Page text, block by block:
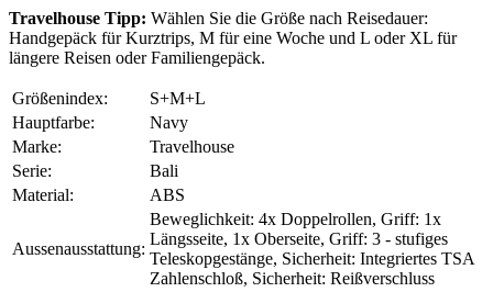
Travelhouse Tipp: Wählen Sie die Größe nach Reisedauer:
Handgepäck für Kurztrips, M für eine Woche und L oder XL für
längere Reisen oder Familiengepäck.
Größenindex:
S+M+L
Hauptfarbe:
Navy
Marke:
Travelhouse
Serie:
Bali
Material:
ABS
Aussenausstattung:
Beweglichkeit: 4x Doppelrollen, Griff: 1x
Längsseite, 1x Oberseite, Griff: 3 - stufiges
Teleskopgestänge, Sicherheit: Integriertes TSA
Zahlenschloß, Sicherheit: Reißverschluss